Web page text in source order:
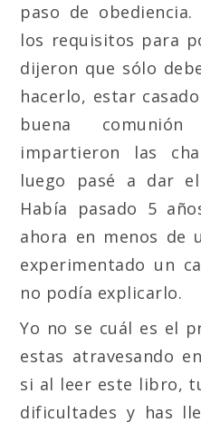
paso de
los requisitos para
dijeron que sólo
hacerlo, estar
buena
impartieron las
luego pasé a dar
Había pasado 5
ahora en menos de
experimentado un
no podía explicarlo.
Yo no se cuál es el
estas atravesando
si al leer este libro,
dificultades y has